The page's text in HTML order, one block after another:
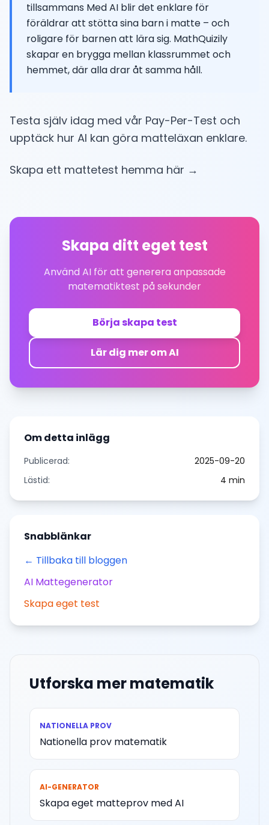
tillsammans Med AI blir det enklare för
föräldrar att stötta sina barn i matte – och
roligare för barnen att lära sig. MathQuizily
skapar en brygga mellan klassrummet och
hemmet, där alla drar åt samma håll.
Testa själv idag med vår Pay-Per-Test och
upptäck hur AI kan göra matteläxan enklare.
Skapa ett mattetest hemma här →
Skapa ditt eget test
Använd AI för att generera anpassade
matematiktest på sekunder
Börja skapa test
Lär dig mer om AI
Om detta inlägg
Publicerad:
2025-09-20
Lästid:
4 min
Snabblänkar
← Tillbaka till bloggen
AI Mattegenerator
Skapa eget test
Utforska mer matematik
NATIONELLA PROV
Nationella prov matematik
AI-GENERATOR
Skapa eget matteprov med AI